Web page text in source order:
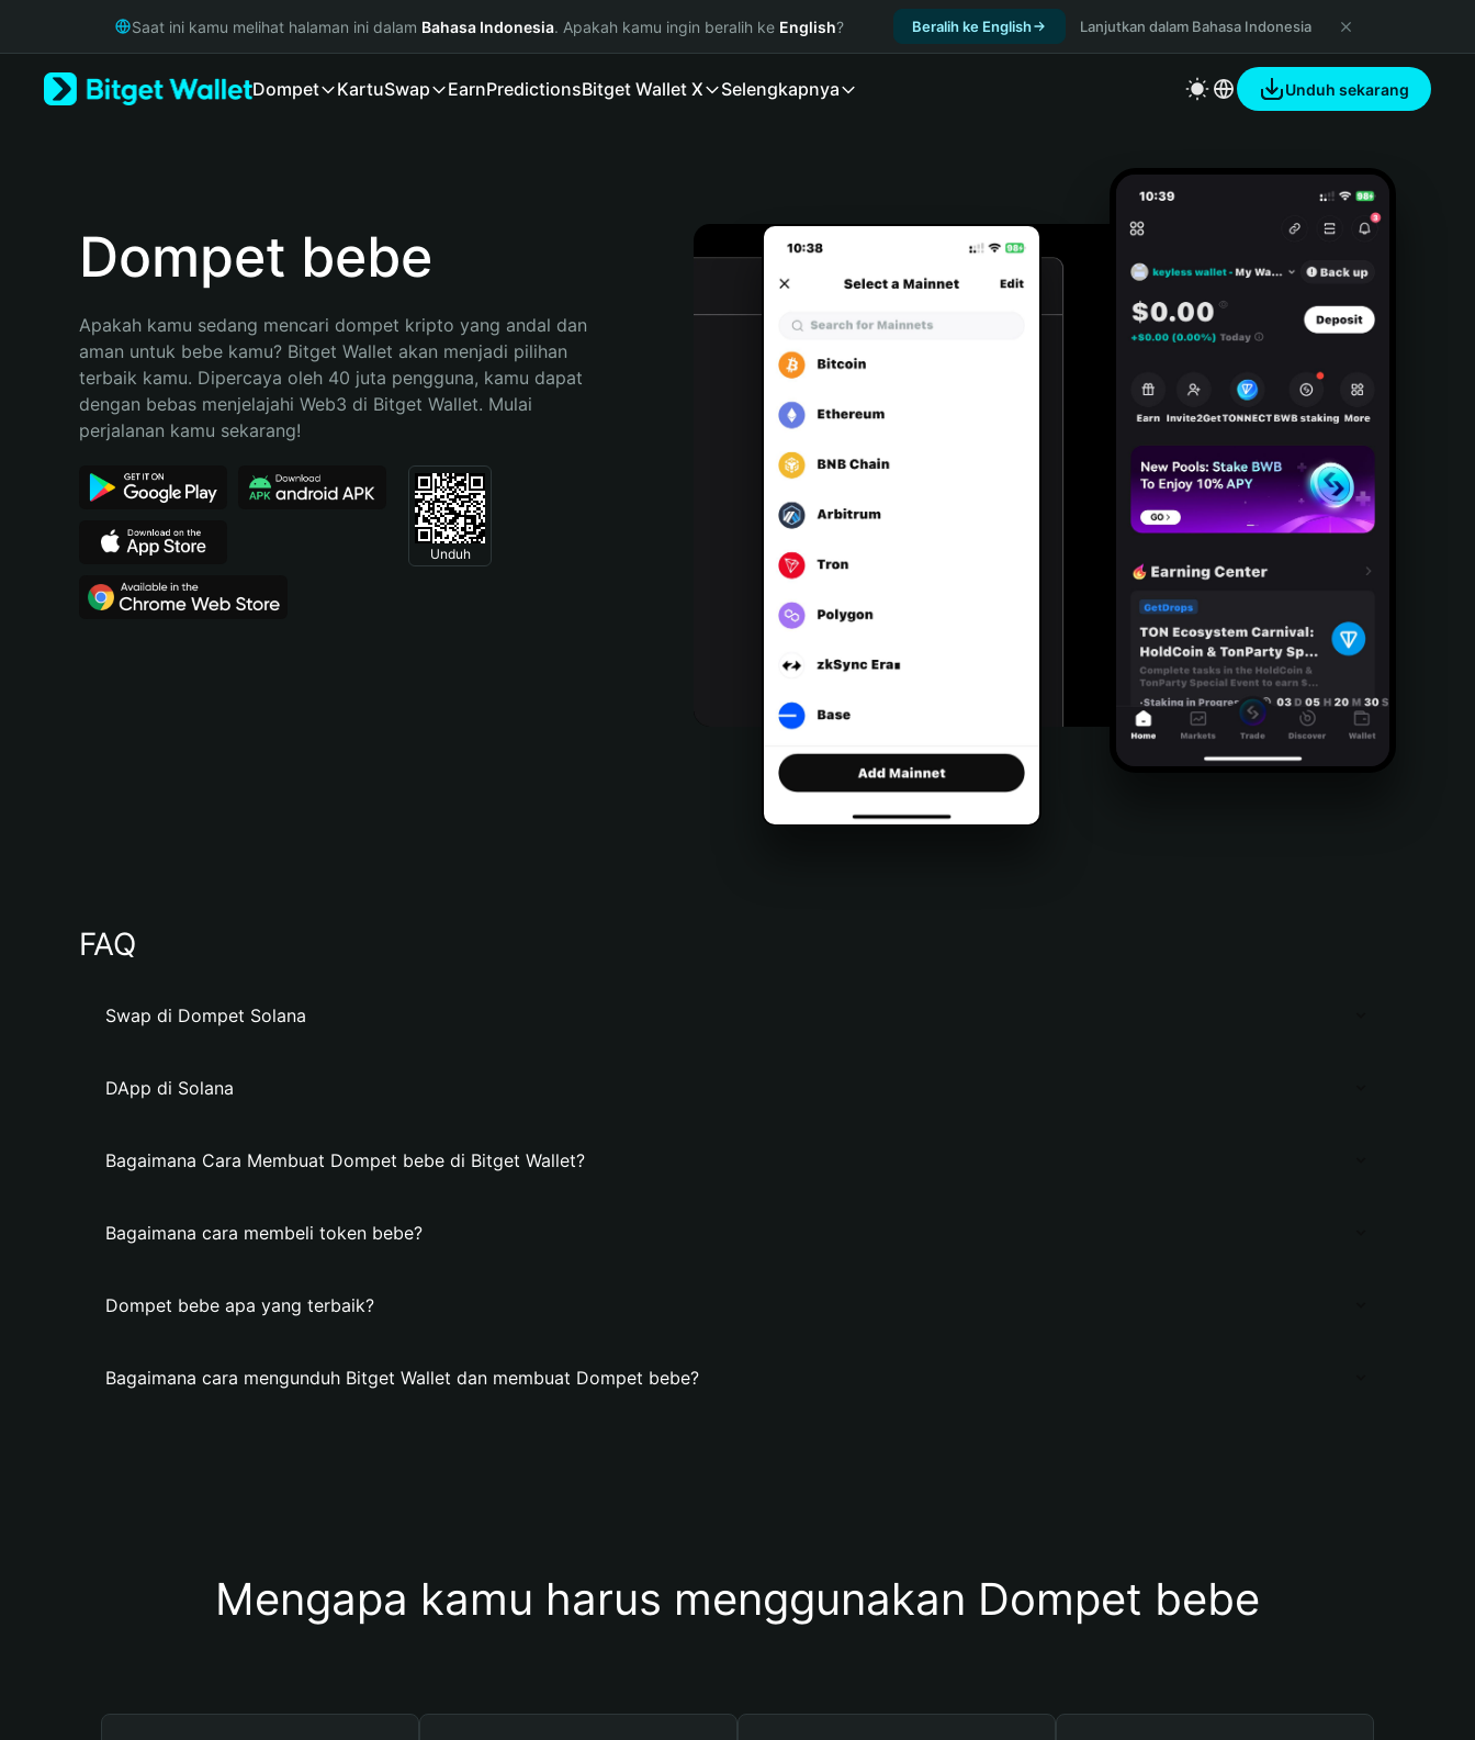
Русский
Bahasa Indonesia
Español (Argentina)
Saat ini kamu melihat halaman ini dalam Bahasa Indonesia. Apakah kamu ingin beralih ke English? Beralih ke English Lanjutkan dalam Bahasa Indonesia
Dompet KartuSwap EarnPredictionsBitget Wallet X Selengkapnya Unduh sekarang
Dompet bebe
Apakah kamu sedang mencari dompet kripto yang andal dan
aman untuk bebe kamu? Bitget Wallet akan menjadi pilihan
terbaik kamu. Dipercaya oleh 40 juta pengguna, kamu dapat
dengan bebas menjelajahi Web3 di Bitget Wallet. Mulai
perjalanan kamu sekarang!
Unduh
FAQ
Swap di Dompet Solana
DApp di Solana
Bagaimana Cara Membuat Dompet bebe di Bitget Wallet?
Bagaimana cara membeli token bebe?
Dompet bebe apa yang terbaik?
Bagaimana cara mengunduh Bitget Wallet dan membuat Dompet bebe?
Mengapa kamu harus menggunakan Dompet bebe